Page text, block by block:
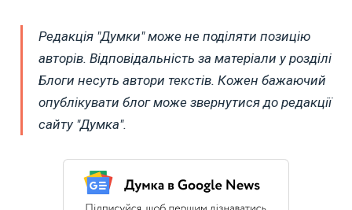
Редакція "Думки" може не поділяти позицію
авторів. Відповідальність за матеріали у розділі
Блоги несуть автори текстів. Кожен бажаючий
опублікувати блог може звернутися до редакції
сайту "Думка".